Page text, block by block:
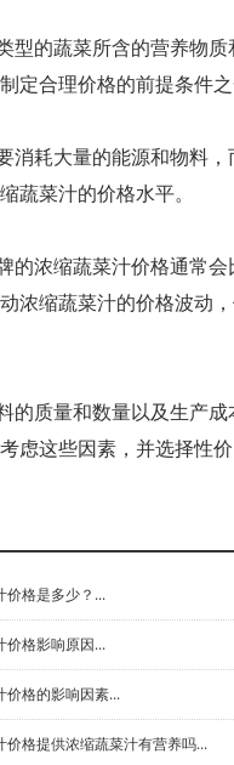
的蔬菜所含的营养物
合理价格的前提条件之
耗大量的能源和物料
蔬菜汁的价格水平。
浓缩蔬菜汁价格通常
浓缩蔬菜汁的价格波动
质量和数量以及生产
这些因素，并选择性价
价格是多少？...
价格影响原因...
价格的影响因素...
价格提供浓缩蔬菜汁有营养吗...